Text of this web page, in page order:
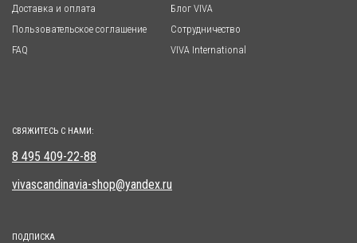
Доставка и оплата
Пользовательское соглашение
FAQ
Блог VIVA
Сотрудничество
VIVA International
СВЯЖИТЕСЬ С НАМИ:
8 495 409-22-88
vivascandinavia-shop@yandex.ru
ПОДПИСКА